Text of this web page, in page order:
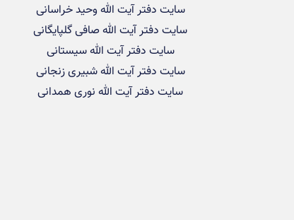
سایت دفتر آیت الله وحید خراسانی
سایت دفتر آیت الله صافی گلپایگانی
سایت دفتر آیت الله سیستانی
سایت دفتر آیت الله شبیری زنجانی
سایت دفتر آیت الله نوری همدانی